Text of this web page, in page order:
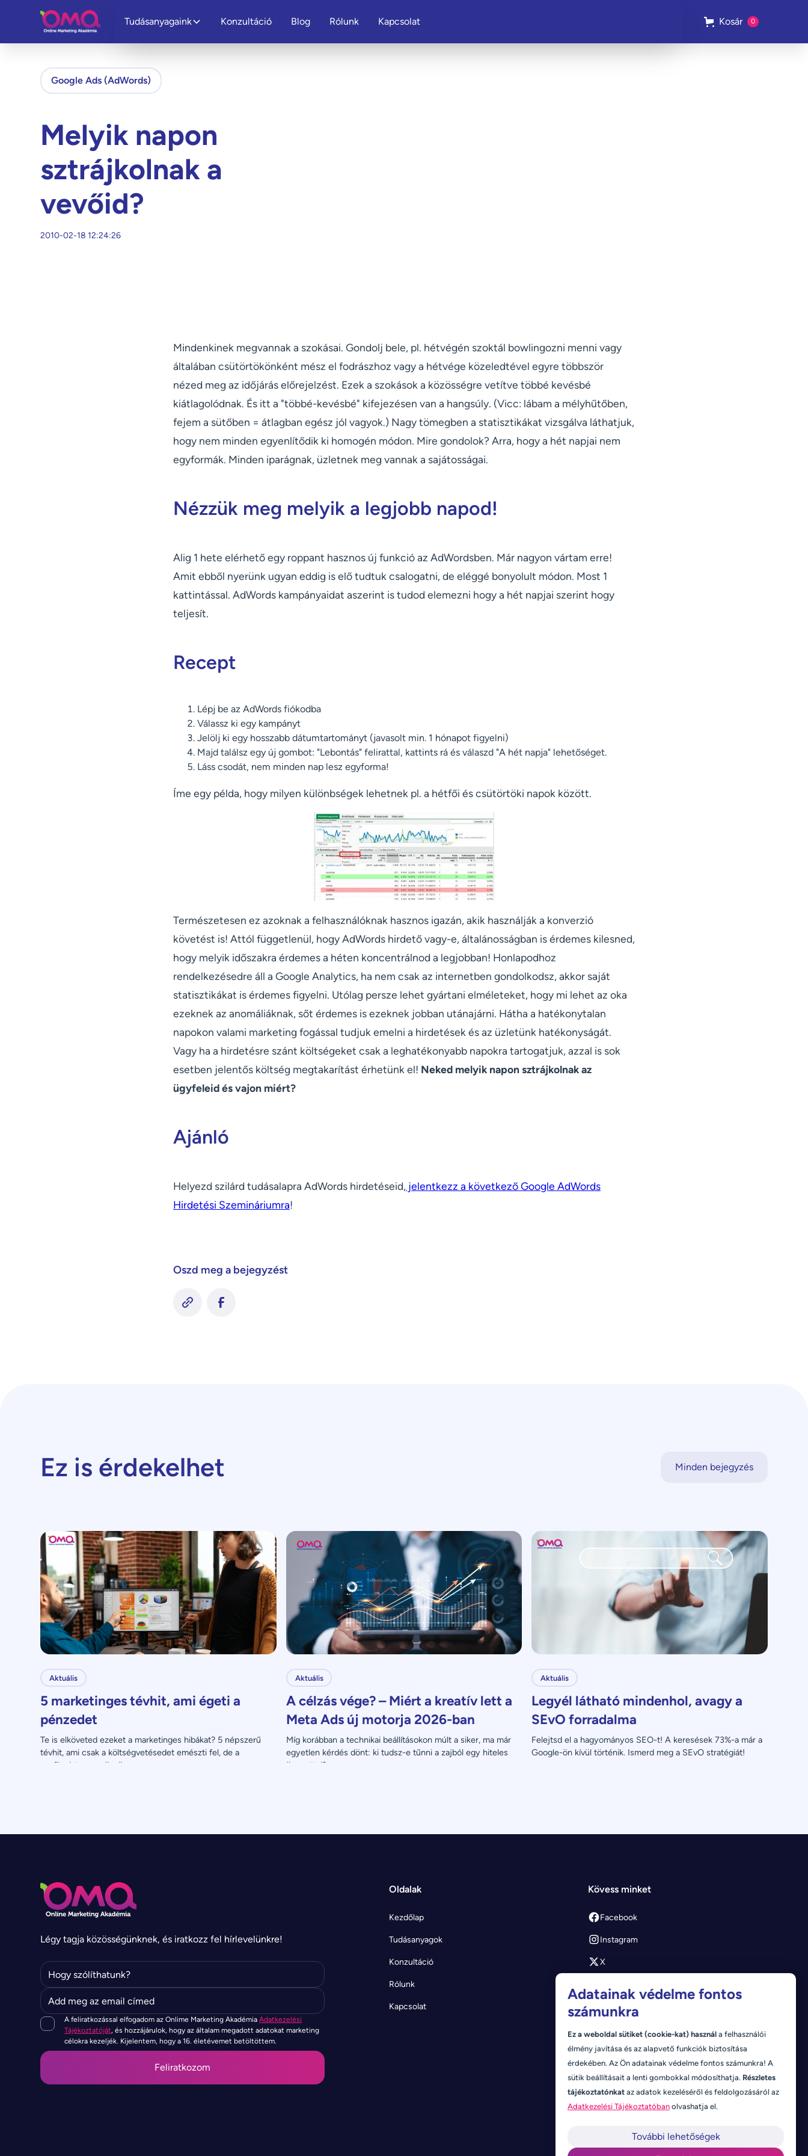
Tudásanyagaink Konzultáció Blog Rólunk Kapcsolat Kosár 0
Google Ads (AdWords)
Melyik napon
sztrájkolnak a
vevőid?
2010-02-18 12:24:26
Mindenkinek megvannak a szokásai. Gondolj bele, pl. hétvégén szoktál bowlingozni menni vagy
általában csütörtökönként mész el fodrászhoz vagy a hétvége közeledtével egyre többször
nézed meg az időjárás előrejelzést. Ezek a szokások a közösségre vetítve többé kevésbé
kiátlagolódnak. És itt a "többé-kevésbé" kifejezésen van a hangsúly. (Vicc: lábam a mélyhűtőben,
fejem a sütőben = átlagban egész jól vagyok.) Nagy tömegben a statisztikákat vizsgálva láthatjuk,
hogy nem minden egyenlítődik ki homogén módon. Mire gondolok? Arra, hogy a hét napjai nem
egyformák. Minden iparágnak, üzletnek meg vannak a sajátosságai.
Nézzük meg melyik a legjobb napod!
Alig 1 hete elérhető egy roppant hasznos új funkció az AdWordsben. Már nagyon vártam erre!
Amit ebből nyerünk ugyan eddig is elő tudtuk csalogatni, de eléggé bonyolult módon. Most 1
kattintással. AdWords kampányaidat aszerint is tudod elemezni hogy a hét napjai szerint hogy
teljesít.
Recept
Lépj be az AdWords fiókodba
Válassz ki egy kampányt
Jelölj ki egy hosszabb dátumtartományt (javasolt min. 1 hónapot figyelni)
Majd találsz egy új gombot: "Lebontás" felirattal, kattints rá és válaszd "A hét napja" lehetőséget.
Láss csodát, nem minden nap lesz egyforma!
Íme egy példa, hogy milyen különbségek lehetnek pl. a hétfői és csütörtöki napok között.
Természetesen ez azoknak a felhasználóknak hasznos igazán, akik használják a konverzió
követést is! Attól függetlenül, hogy AdWords hirdető vagy-e, általánosságban is érdemes kilesned,
hogy melyik időszakra érdemes a héten koncentrálnod a legjobban! Honlapodhoz
rendelkezésedre áll a Google Analytics, ha nem csak az internetben gondolkodsz, akkor saját
statisztikákat is érdemes figyelni. Utólag persze lehet gyártani elméleteket, hogy mi lehet az oka
ezeknek az anomáliáknak, sőt érdemes is ezeknek jobban utánajárni. Hátha a hatékonytalan
napokon valami marketing fogással tudjuk emelni a hirdetések és az üzletünk hatékonyságát.
Vagy ha a hirdetésre szánt költségeket csak a leghatékonyabb napokra tartogatjuk, azzal is sok
esetben jelentős költség megtakarítást érhetünk el! Neked melyik napon sztrájkolnak az
ügyfeleid és vajon miért?
Ajánló
Helyezd szilárd tudásalapra AdWords hirdetéseid, jelentkezz a következő Google AdWords
Hirdetési Szemináriumra!
Oszd meg a bejegyzést
Ez is érdekelhet Minden bejegyzés
Aktuális
5 marketinges tévhit, ami égeti a
pénzedet
Te is elköveted ezeket a marketinges hibákat? 5 népszerű
tévhit, ami csak a költségvetésedet emészti fel, de a
profitodat nem növeli.
Aktuális
A célzás vége? – Miért a kreatív lett a
Meta Ads új motorja 2026-ban
Míg korábban a technikai beállításokon múlt a siker, ma már
egyetlen kérdés dönt: ki tudsz-e tűnni a zajból egy hiteles
üzenettel?
Aktuális
Legyél látható mindenhol, avagy a
SEvO forradalma
Felejtsd el a hagyományos SEO-t! A keresések 73%-a már a
Google-ön kívül történik. Ismerd meg a SEvO stratégiát!
Légy tagja közösségünknek, és iratkozz fel hírlevelünkre!
A feliratkozással elfogadom az Onlime Marketing AkadémiaAdatkezelési
Tájékoztatóját, és hozzájárulok, hogy az általam megadott adatokat marketing
célokra kezeljék. Kijelentem, hogy a 16. életévemet betöltöttem.
Oldalak
Kezdőlap
Tudásanyagok
Konzultáció
Rólunk
Kapcsolat
Kövess minket
Facebook
Instagram
X
Adatainak védelme fontos
számunkra
Ez a weboldal sütiket (cookie-kat) használ a felhasználói
élmény javítása és az alapvető funkciók biztosítása
érdekében. Az Ön adatainak védelme fontos számunkra! A
sütik beállításait a lenti gombokkal módosíthatja. Részletes
tájékoztatónkat az adatok kezeléséről és feldolgozásáról az
Adatkezelési Tájékoztatóban olvashatja el.
További lehetőségek